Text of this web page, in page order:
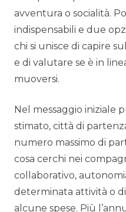
avventura o socialità.
indispensabili e due
chi si unisce di capire
e di valutare se è in
muoversi.
Nel messaggio iniziale
stimato, città di
numero massimo di
cosa cerchi nei
collaborativo,
determinata attività o
alcune spese. Più